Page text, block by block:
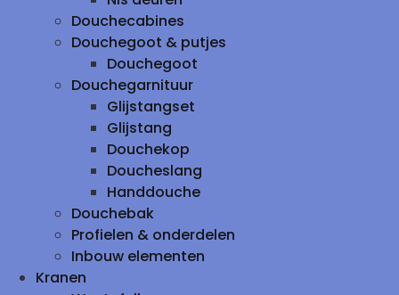
Douchecabines
Douchegoot & putjes
Douchegoot
Douchegarnituur
Glijstangset
Glijstang
Douchekop
Doucheslang
Handdouche
Douchebak
Profielen & onderdelen
Inbouw elementen
Kranen